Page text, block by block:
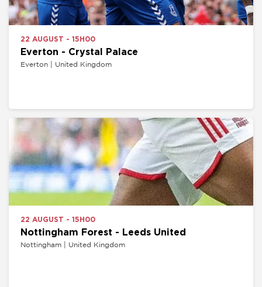
22 AUGUST - 15H00
Everton - Crystal Palace
Everton | United Kingdom
22 AUGUST - 15H00
Nottingham Forest - Leeds United
Nottingham | United Kingdom